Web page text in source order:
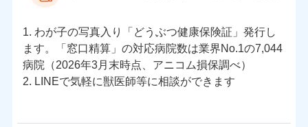
1. わが子の写真入り「どうぶつ健康保険証」発行し
ます。「窓口精算」の対応病院数は業界No.1の7,044
病院（2026年3月末時点、アニコム損保調べ）
2. LINEで気軽に獣医師等に相談ができます